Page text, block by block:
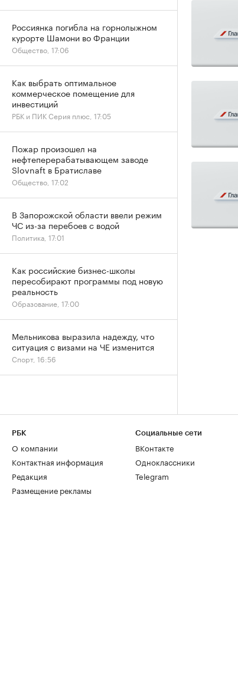
Россиянка погибла на горнолыжном
курорте Шамони во Франции
Общество, 17:06
Как выбрать оптимальное
коммерческое помещение для
инвестиций
РБК и ПИК Серия плюс, 17:05
Пожар произошел на
нефтеперерабатывающем заводе
Slovnaft в Братиславе
Общество, 17:02
В Запорожской области ввели режим
ЧС из-за перебоев с водой
Политика, 17:01
Как российские бизнес-школы
пересобирают программы под новую
реальность
Образование, 17:00
Мельникова выразила надежду, что
ситуация с визами на ЧЕ изменится
Спорт, 16:56
РБК
О компании
Контактная информация
Редакция
Размещение рекламы
Социальные сети
ВКонтакте
Одноклассники
Telegram